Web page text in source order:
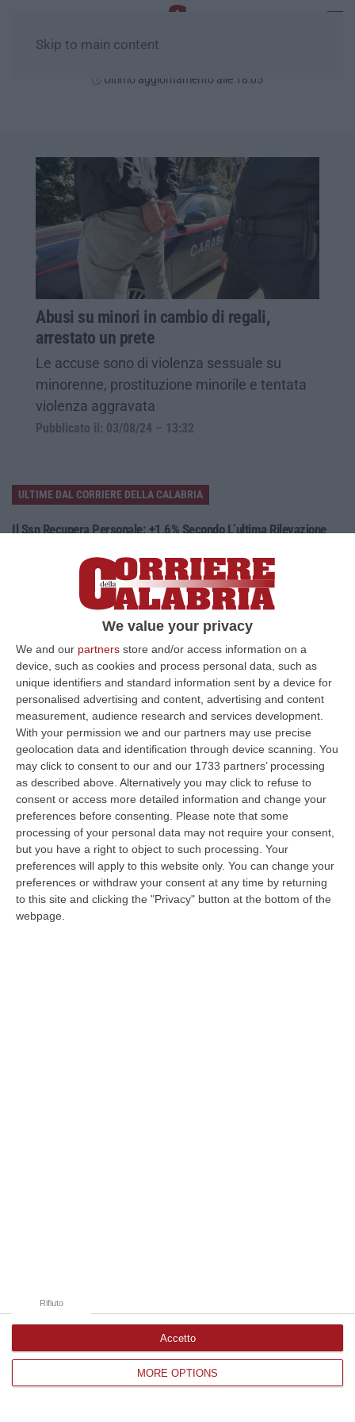
We value your privacy
We and our partners store and/or access information on a
device, such as cookies and process personal data, such as
unique identifiers and standard information sent by a device for
personalised advertising and content, advertising and content
measurement, audience research and services development.
With your permission we and our partners may use precise
geolocation data and identification through device scanning. You
may click to consent to our and our 1733 partners’ processing
as described above. Alternatively you may click to refuse to
consent or access more detailed information and change your
preferences before consenting.
Please note that some
processing of your personal data may not require your consent,
but you have a right to object to such processing. Your
preferences will apply to this website only. You can change your
preferences or withdraw your consent at any time by returning
to this site and clicking the "Privacy" button at the bottom of the
webpage.
MORE OPTIONS
Rifiuto
Accetto
Skip to main content
Ultimo aggiornamento alle 18:05
Abusi su minori in cambio di regali,
arrestato un prete
Le accuse sono di violenza sessuale su
minorenne, prostituzione minorile e tentata
violenza aggravata
Pubblicato il: 03/08/24 – 13:32
ULTIME DAL CORRIERE DELLA CALABRIA
Il Ssn Recupera Personale: +1,6% Secondo L’ultima Rilevazione
“ROMA Il Servizio sanitario nazionale continua a recuperare personale
dopo gli anni di contrazione che hanno caratterizzato il decennio scor…
08 Agosto, 18:05
«Dovevamo Rispettare Mallamace»
“CATANZARO Un piccolo foglio che arriva dal carcere e diventa, nel
racconto del collaboratore di giustizia, una sorta di lasciapassare. Rocc…
08 Agosto, 18:01
Dall’inferno Di Marcinelle Alla Sicurezza Di Oggi, Un Monito
Inascoltato Che Dura Da 70 Anni
“Il disastro di Marcinelle, avvenuto settant’anni orsono, l’8 agosto 1956,
nella miniera Bois du Cazier in Belgio, che provocò la morte di 2…
08 Agosto, 17:20
Incendio Al Policlinico Gemelli, Evacuati Diversi Pazienti
“Un incendio è divampato nella centrale elettrica adiacente al centro
dialisi del Policlinico Gemelli di Roma. Tutti i pazienti sono stati t…
08 Agosto, 16:37
Corriere delle Calabria è una testata giornalistica di News&Com S.r.l